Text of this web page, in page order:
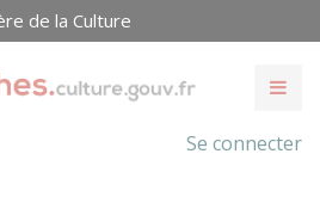
de la Culture
Se connecter